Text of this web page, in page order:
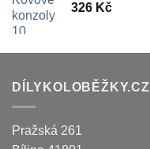
326 Kč
DÍLYKOLOBĚŽKY.CZ
Pražská 261